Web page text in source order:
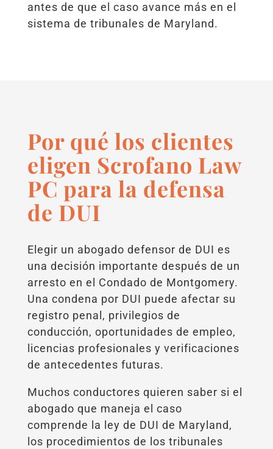
antes de que el caso avance más en el
sistema de tribunales de Maryland.
Por qué los clientes
eligen Scrofano Law
PC para la defensa
de DUI
Elegir un abogado defensor de DUI es
una decisión importante después de un
arresto en el Condado de Montgomery.
Una condena por DUI puede afectar su
registro penal, privilegios de
conducción, oportunidades de empleo,
licencias profesionales y verificaciones
de antecedentes futuras.
Muchos conductores quieren saber si el
abogado que maneja el caso
comprende la ley de DUI de Maryland,
los procedimientos de los tribunales